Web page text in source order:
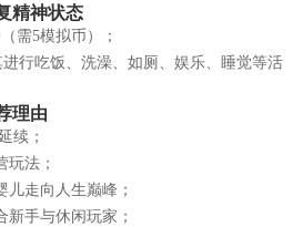
精神状态
需5模拟币）；
行吃饭、洗澡、如厕、娱乐、睡觉等活
理由
续；
玩法；
走向人生巅峰；
手与休闲玩家；